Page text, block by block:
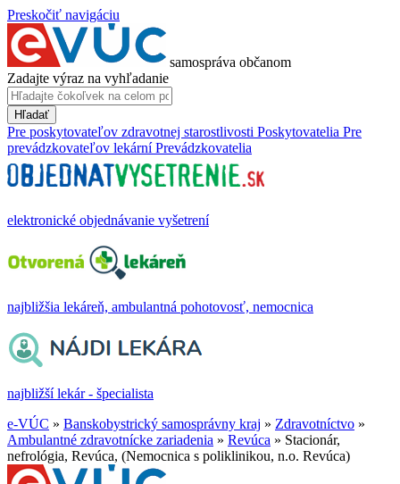
Preskočiť navigáciu
samospráva občanom
Zadajte výraz na vyhľadanie
Hľadať
Pre poskytovateľov zdravotnej starostlivosti Poskytovatelia Pre
prevádzkovateľov lekární Prevádzkovatelia
elektronické objednávanie vyšetrení
najbližšia lekáreň, ambulantná pohotovosť, nemocnica
najbližší lekár - špecialista
e-VÚC » Banskobystrický samosprávny kraj » Zdravotníctvo »
Ambulantné zdravotnícke zariadenia » Revúca » Stacionár,
nefrológia, Revúca, (Nemocnica s poliklinikou, n.o. Revúca)